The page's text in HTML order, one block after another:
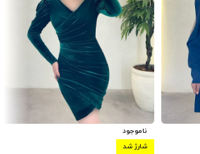
ناموجود
شارژ شد